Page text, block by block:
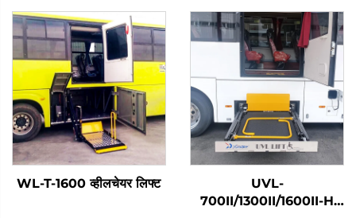
WL-T-1600 व्हीलचेयर लिफ्ट
UVL-
700II/1300II/1600II-H